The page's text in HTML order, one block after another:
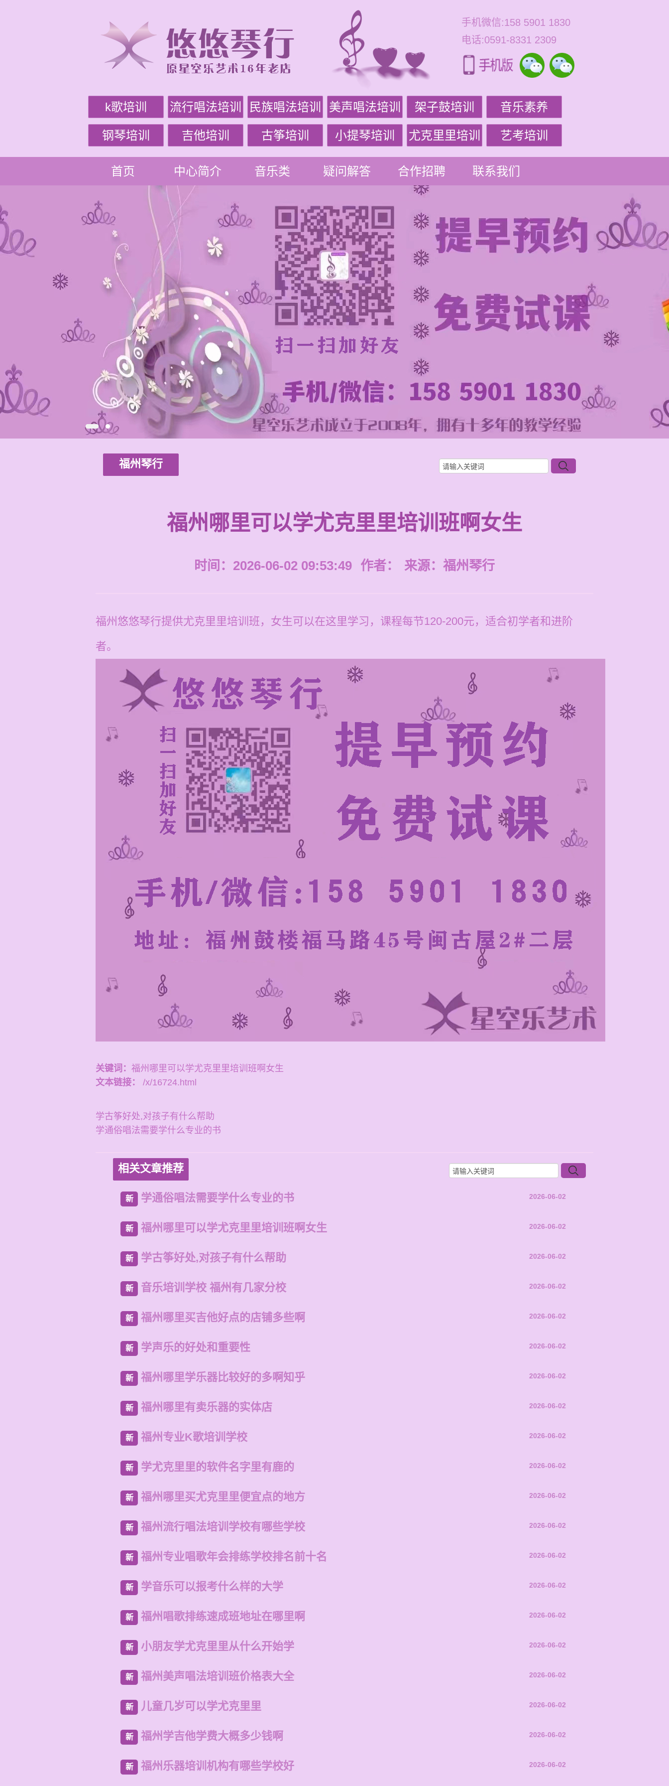
手机微信:158 5901 1830
电话:0591-8331 2309
k歌培训 流行唱法培训 民族唱法培训 美声唱法培训 架子鼓培训 音乐素养
钢琴培训 吉他培训 古筝培训 小提琴培训 尤克里里培训 艺考培训
首页 中心简介 音乐类 疑问解答 合作招聘 联系我们
福州琴行
福州哪里可以学尤克里里培训班啊女生
时间：2026-06-02 09:53:49 作者： 来源： 福州琴行
福州悠悠琴行提供尤克里里培训班，女生可以在这里学习，课程每节120-200元，适合初学者和进阶
者。
关键词： 福州哪里可以学尤克里里培训班啊女生
文本链接：
/x/16724.html
学古筝好处,对孩子有什么帮助
学通俗唱法需要学什么专业的书
相关文章推荐
新 学通俗唱法需要学什么专业的书 2026-06-02
新 福州哪里可以学尤克里里培训班啊女生 2026-06-02
新 学古筝好处,对孩子有什么帮助 2026-06-02
新 音乐培训学校 福州有几家分校 2026-06-02
新 福州哪里买吉他好点的店铺多些啊 2026-06-02
新 学声乐的好处和重要性 2026-06-02
新 福州哪里学乐器比较好的多啊知乎 2026-06-02
新 福州哪里有卖乐器的实体店 2026-06-02
新 福州专业K歌培训学校 2026-06-02
新 学尤克里里的软件名字里有鹿的 2026-06-02
新 福州哪里买尤克里里便宜点的地方 2026-06-02
新 福州流行唱法培训学校有哪些学校 2026-06-02
新 福州专业唱歌年会排练学校排名前十名 2026-06-02
新 学音乐可以报考什么样的大学 2026-06-02
新 福州唱歌排练速成班地址在哪里啊 2026-06-02
新 小朋友学尤克里里从什么开始学 2026-06-02
新 福州美声唱法培训班价格表大全 2026-06-02
新 儿童几岁可以学尤克里里 2026-06-02
新 福州学吉他学费大概多少钱啊 2026-06-02
新 福州乐器培训机构有哪些学校好 2026-06-02